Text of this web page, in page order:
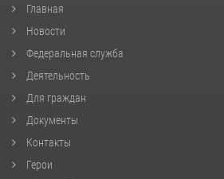
Главная
Новости
Федеральная служба
Деятельность
Для граждан
Документы
Контакты
Герои